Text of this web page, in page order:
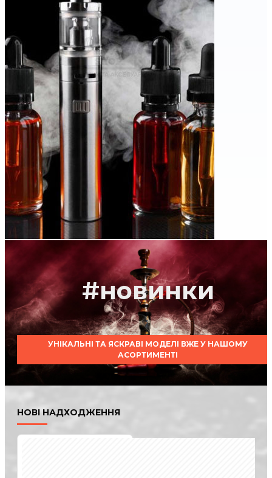
#новинки
УНІКАЛЬНІ ТА ЯСКРАВІ МОДЕЛІ ВЖЕ У НАШОМУ
АСОРТИМЕНТІ
НОВІ НАДХОДЖЕННЯ